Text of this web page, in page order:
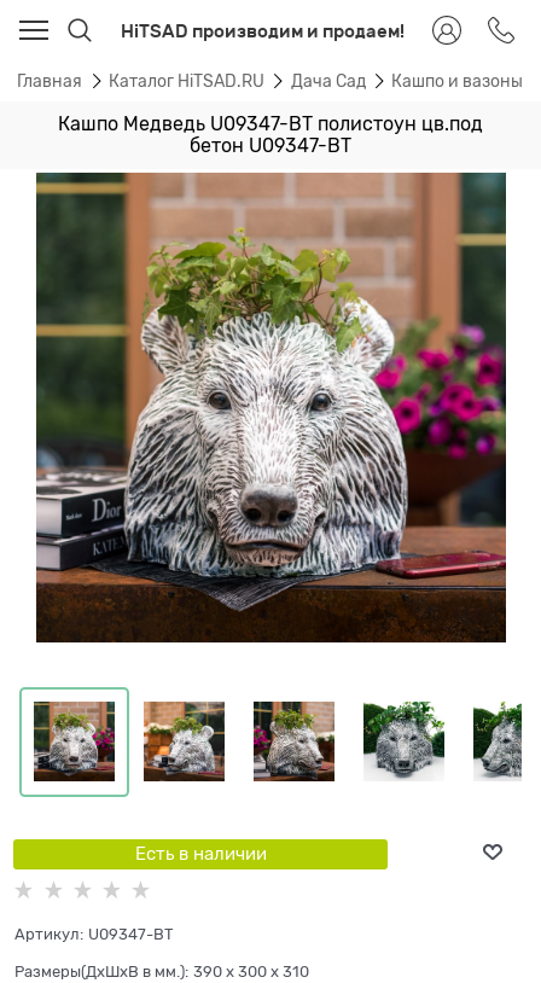
HiTSAD производим и продаем!
Главная Каталог HiTSAD.RU Дача Сад Кашпо и вазоны
Кашпо Медведь U09347-BT полистоун цв.под
бетон U09347-BT
Есть в наличии
Артикул: U09347-BT
Размеры(ДхШхВ в мм.): 390 x 300 x 310